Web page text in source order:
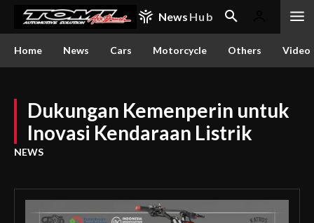
News Hub
Home News Cars Motorcycle Others Video
Dukungan Kemenperin untuk
Inovasi Kendaraan Listrik
NEWS